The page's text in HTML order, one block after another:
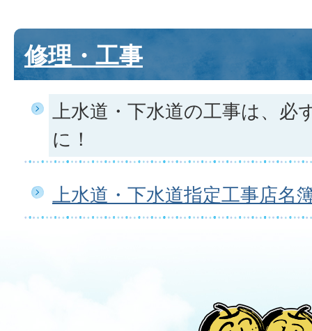
修理・工事
上水道・下水道の工事は、必
に！
上水道・下水道指定工事店名